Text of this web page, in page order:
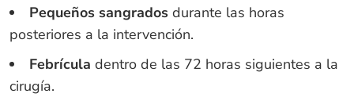
Pequeños sangradosdurante las horas
posteriores a la intervención.
Febrícula dentro de las 72 horas siguientes a la
cirugía.